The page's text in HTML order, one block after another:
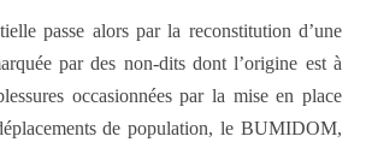
passe alors par la reconstitution d’une
par des non-dits dont l’origine est à
occasionnées par la mise en place
de population, le BUMIDOM,